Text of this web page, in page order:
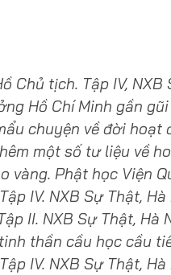
Chủ tịch. Tập IV, NXB
Hồ Chí Minh gần
chuyện về đời hoạt
một số tư liệu về
vàng. Phật học Viện
IV. NXB Sự Thật, Hà
II. NXB Sự Thật, Hà
thần cầu học cầu
IV. NXB Sự Thật, Hà